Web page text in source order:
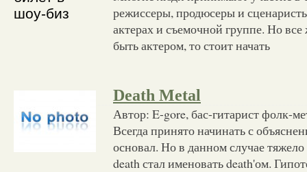
режиссеры, продюсеры и
актерах и съемочной группе. Но
быть актером, то стоит начать
Death Metal
Автор: E-gore, бас-гитарист фолк-
Всегда принято начинать с
основал. Но в данном случае
death стал именовать death'ом.